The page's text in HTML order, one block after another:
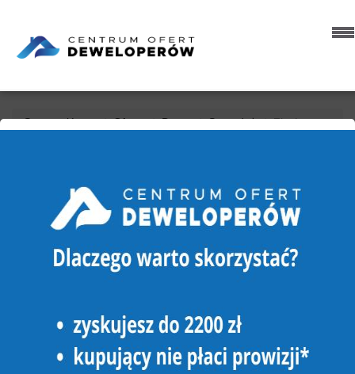
Strona główna Oferty Domy Sprzedaż Złotów